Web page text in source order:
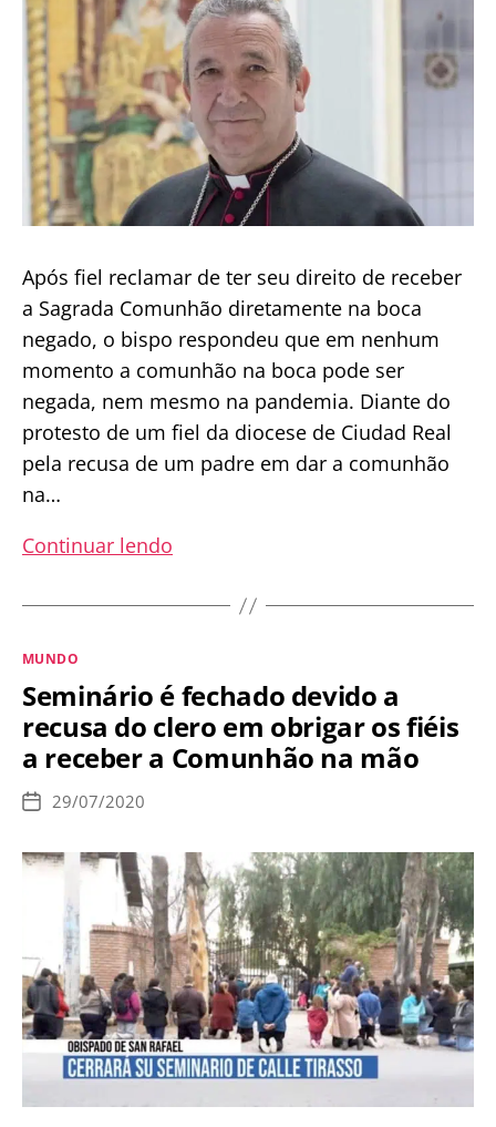
costume
entre
os
fiéis
da
Igreja
primitiva
Após fiel reclamar de ter seu direito de receber
a Sagrada Comunhão diretamente na boca
negado, o bispo respondeu que em nenhum
momento a comunhão na boca pode ser
negada, nem mesmo na pandemia. Diante do
protesto de um fiel da diocese de Ciudad Real
pela recusa de um padre em dar a comunhão
na…
Continuar lendo
que
pode
ser
proibido
boca
Categorias
MUNDO
Seminário é fechado devido a
recusa do clero em obrigar os fiéis
a receber a Comunhão na mão
Data
publicação
29/07/2020